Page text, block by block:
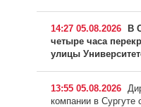
14:27 05.08.2026
В
четыре часа
улицы
13:55 05.08.2026
компании в Сургуте